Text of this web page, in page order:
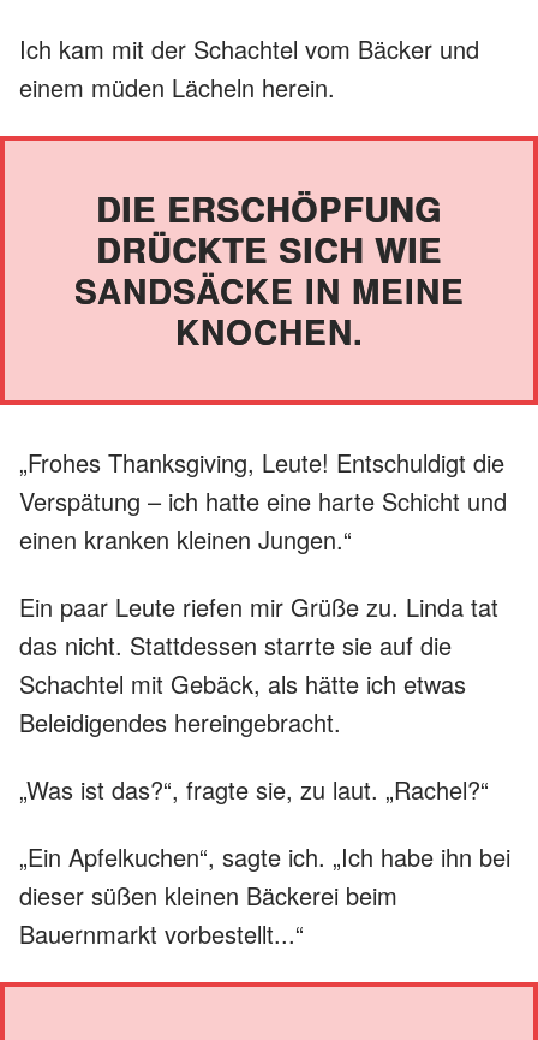
Ich kam mit der Schachtel vom Bäcker und
einem müden Lächeln herein.
DIE ERSCHÖPFUNG
DRÜCKTE SICH WIE
SANDSÄCKE IN MEINE
KNOCHEN.
„Frohes Thanksgiving, Leute! Entschuldigt die
Verspätung – ich hatte eine harte Schicht und
einen kranken kleinen Jungen.“
Ein paar Leute riefen mir Grüße zu. Linda tat
das nicht. Stattdessen starrte sie auf die
Schachtel mit Gebäck, als hätte ich etwas
Beleidigendes hereingebracht.
„Was ist das?“, fragte sie, zu laut. „Rachel?“
„Ein Apfelkuchen“, sagte ich. „Ich habe ihn bei
dieser süßen kleinen Bäckerei beim
Bauernmarkt vorbestellt...“